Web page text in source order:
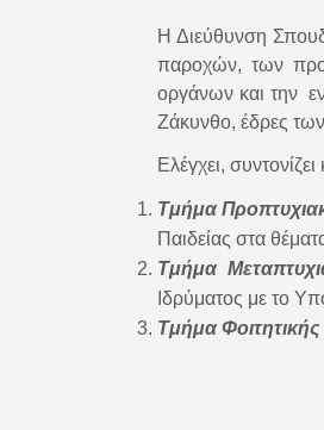
Η Διεύθυνση
παροχών, των
οργάνων και την
Ζάκυνθο, έδρες
Ελέγχει,
Τμήμα
Παιδείας στα
Τμήμα
Ιδρύματος με το
Τμήμα